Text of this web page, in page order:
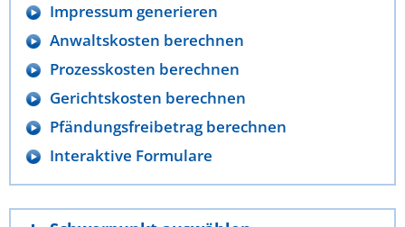
Impressum generieren
Anwaltskosten berechnen
Prozesskosten berechnen
Gerichtskosten berechnen
Pfändungsfreibetrag berechnen
Interaktive Formulare